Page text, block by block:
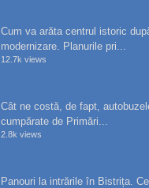
Cum va arăta centrul istoric
modernizare. Planurile pri...
12.7k views
Cât ne costă, de fapt,
cumpărate de Primări...
2.8k views
Panouri la intrările în Bistrița.